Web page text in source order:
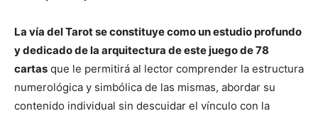
La vía del Tarot se constituye como un estudio profundo
y dedicado de la arquitectura de este juego de 78
cartas que le permitirá al lector comprender la estructura
numerológica y simbólica de las mismas, abordar su
contenido individual sin descuidar el vínculo con la